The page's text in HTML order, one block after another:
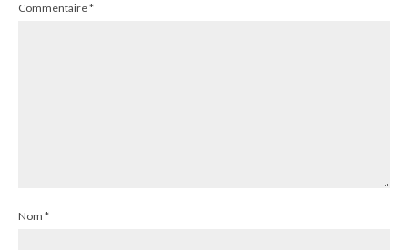
Commentaire*
Nom *